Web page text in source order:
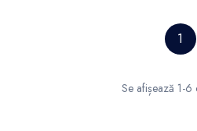
1
Se afișează 1-6